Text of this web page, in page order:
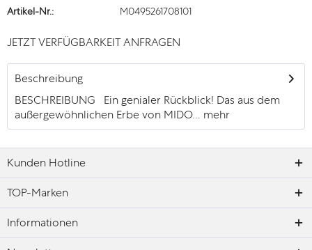
Artikel-Nr.: M0495261708101
JETZT VERFÜGBARKEIT ANFRAGEN
Beschreibung
BESCHREIBUNG Ein genialer Rückblick! Das aus dem
außergewöhnlichen Erbe von MIDO... mehr
Kunden Hotline
TOP-Marken
Informationen